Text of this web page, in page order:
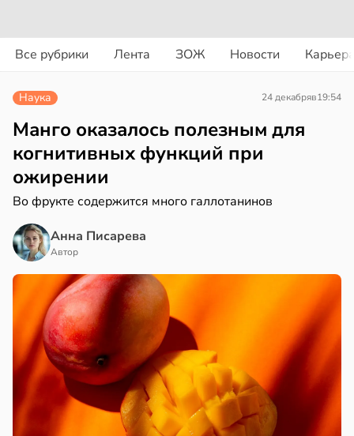
Все рубрики Лента ЗОЖ Новости
в13:55
Наука 24 декабряв19:54
Манго оказалось полезным для
когнитивных функций при
ожирении
Во фрукте содержится много галлотанинов
Анна Писарева
Автор
17:40